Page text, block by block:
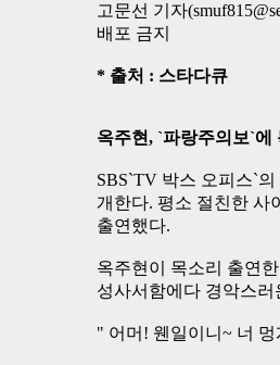
고문선 기자
배포 금지
* 출처 : 스타다큐
옥주현, `파랑주의보`에
SBS`TV 박스 오피스`
개한다. 평소 절친한 사
출연했다.
옥주현이 목소리 출연
성사서함에다 경악스
" 어머! 웬일이니~ 너